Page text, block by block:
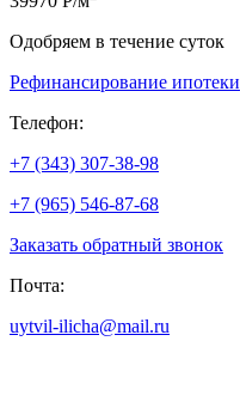
Одобряем в течение суток
Рефинансирование ипотеки
Телефон:
+7 (343) 307-38-98
+7 (965) 546-87-68
Заказать обратный звонок
Почта:
uytvil-ilicha@mail.ru